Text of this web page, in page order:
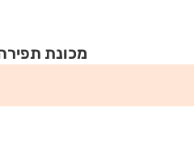
מכונת תפירה necchi